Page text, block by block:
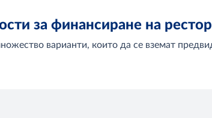
за финансиране на
варианти, които да се вземат